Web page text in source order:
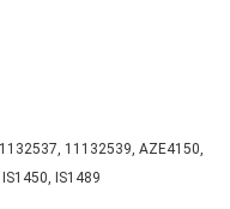
11132539, AZE4150,
IS1489